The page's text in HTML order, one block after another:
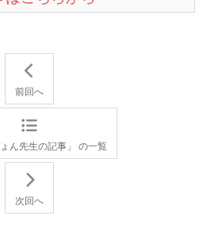
前回へ
ょん先生の記事」 の一覧
次回へ